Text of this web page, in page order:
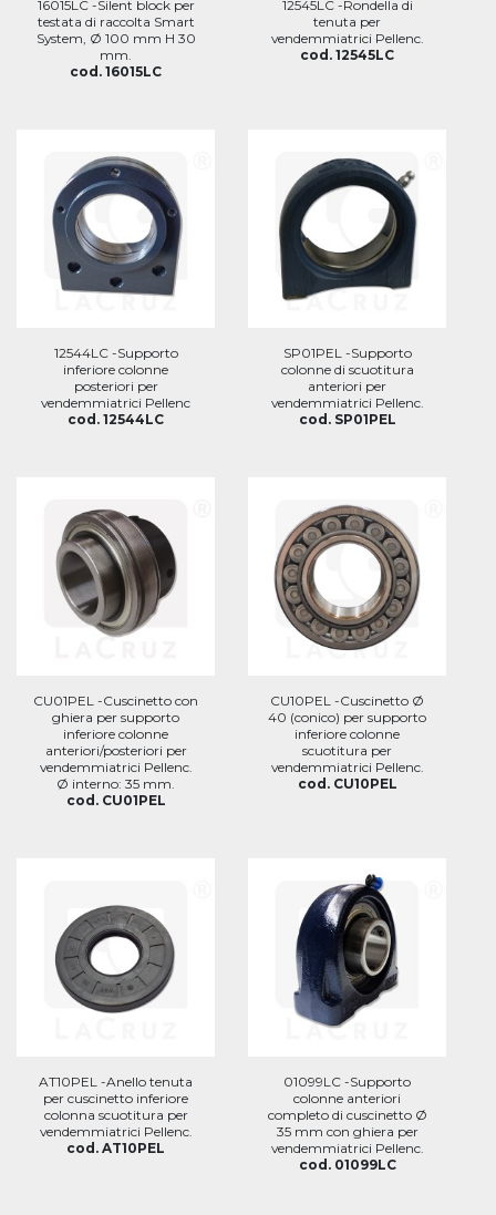
16015LC -Silent block per
testata di raccolta Smart
System, Ø 100 mm H 30
mm.
cod. 16015LC
12545LC -Rondella di
tenuta per
vendemmiatrici Pellenc.
cod. 12545LC
12544LC -Supporto
inferiore colonne
posteriori per
vendemmiatrici Pellenc
cod. 12544LC
SP01PEL -Supporto
colonne di scuotitura
anteriori per
vendemmiatrici Pellenc.
cod. SP01PEL
CU01PEL -Cuscinetto con
ghiera per supporto
inferiore colonne
anteriori/posteriori per
vendemmiatrici Pellenc.
Ø interno: 35 mm.
cod. CU01PEL
CU10PEL -Cuscinetto Ø
40 (conico) per supporto
inferiore colonne
scuotitura per
vendemmiatrici Pellenc.
cod. CU10PEL
AT10PEL -Anello tenuta
per cuscinetto inferiore
colonna scuotitura per
vendemmiatrici Pellenc.
cod. AT10PEL
01099LC -Supporto
colonne anteriori
completo di cuscinetto Ø
35 mm con ghiera per
vendemmiatrici Pellenc.
cod. 01099LC